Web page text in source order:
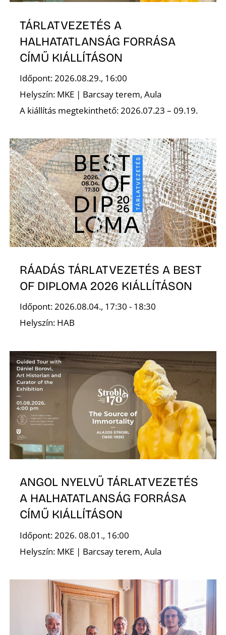
TÁRLATVEZETÉS A
HALHATATLANSÁG FORRÁSA
CÍMŰ KIÁLLÍTÁSON
Időpont: 2026.08.29., 16:00
Helyszín: MKE | Barcsay terem, Aula
A kiállítás megtekinthető: 2026.07.23 – 09.19.
RÁADÁS TÁRLATVEZETÉS A BEST
OF DIPLOMA 2026 KIÁLLÍTÁSON
Időpont: 2026.08.04., 17:30 - 18:30
Helyszín: HAB
ANGOL NYELVŰ TÁRLATVEZETÉS
A HALHATATLANSÁG FORRÁSA
CÍMŰ KIÁLLÍTÁSON
Időpont: 2026. 08.01., 16:00
Helyszín: MKE | Barcsay terem, Aula